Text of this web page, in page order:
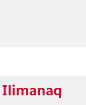
Ilimanaq